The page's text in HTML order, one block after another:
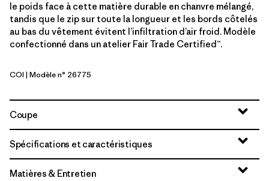
le poids face à cette matière durable en chanvre mélangé,
tandis que le zip sur toute la longueur et les bords côtelés
au bas du vêtement évitent l’infiltration d’air froid. Modèle
confectionné dans un atelier Fair Trade Certified™.
Coriander Brown
COI | Modèle n° 26775
Coupe
Spécifications et caractéristiques
Matières & Entretien